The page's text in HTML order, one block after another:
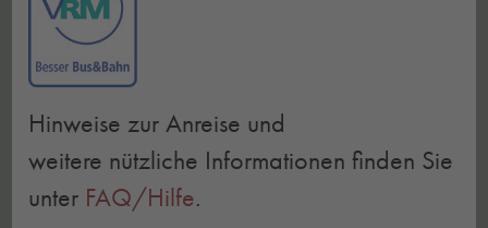
Hinweise zur Anreise und
weitere nützliche Informationen finden Sie
unter FAQ/Hilfe.